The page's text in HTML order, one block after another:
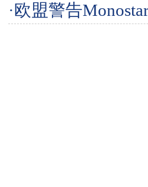
·欧盟警告